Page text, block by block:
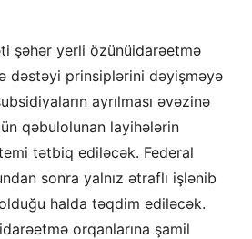
şəhər yerli özünüidarəetmə
dəstəyi prinsiplərini dəyişməyə
ayrılması əvəzinə
qəbulolunan layihələrin
tətbiq ediləcək. Federal
sonra yalnız ətraflı işlənib
olduğu halda təqdim ediləcək.
orqanlarına şamil